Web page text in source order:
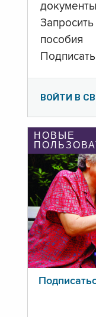
документы
пособия
ВОЙТИ В
НОВЫЕ